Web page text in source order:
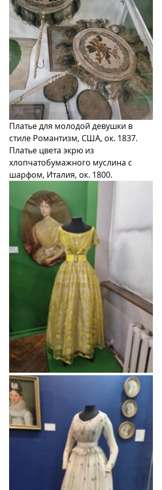
Платье для молодой девушки в
стиле Романтизм, США, ок. 1837.
Платье цвета экрю из
хлопчатобумажного муслина с
шарфом, Италия, ок. 1800.